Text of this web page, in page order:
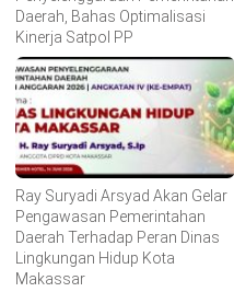
Daerah, Bahas Optimalisasi
Kinerja Satpol PP
Ray Suryadi Arsyad Akan Gelar
Pengawasan Pemerintahan
Daerah Terhadap Peran Dinas
Lingkungan Hidup Kota
Makassar